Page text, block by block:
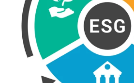
TeamSystem Corporate
TeamSystem Store